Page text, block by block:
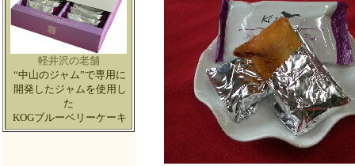
軽井沢の老舗
“中山のジャム”で専用に
開発したジャムを使用し
た
KOGブルーベリーケーキ